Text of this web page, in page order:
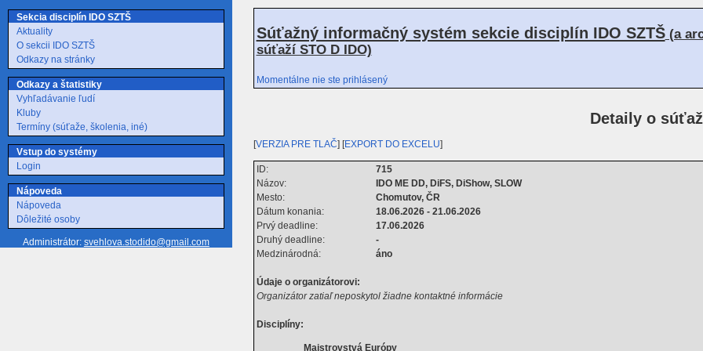
Sekcia disciplín IDO SZTŠ
Aktuality
O sekcii IDO SZTŠ
Odkazy na stránky
Odkazy a štatistiky
Vyhľadávanie ľudí
Kluby
Termíny (súťaže, školenia, iné)
Vstup do systémy
Login
Nápoveda
Nápoveda
Dôležité osoby
Administrátor: svehlova.stodido@gmail.com
Súťažný informačný systém sekcie disciplín IDO SZTŠ(a
súťaží STO D IDO)
Momentálne nie ste prihlásený
Detaily o
[VERZIA PRE TLAČ] [EXPORT DO EXCELU]
ID:
715
Názov:
IDO ME DD, DiFS, DiShow, SLOW
Mesto:
Chomutov, ČR
Dátum konania:
18.06.2026 - 21.06.2026
Prvý deadline:
17.06.2026
Druhý deadline:
-
Medzinárodná:
áno
Údaje o organizátorovi:
Organizátor zatiaľ neposkytol žiadne kontaktné informácie
Disciplíny:
Majstrovstvá Európy